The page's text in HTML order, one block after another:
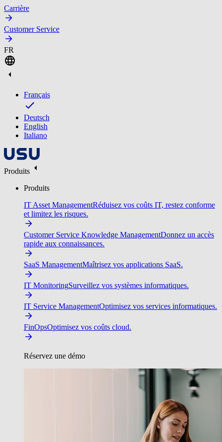
Carrière
Customer Service
FR
Français
Deutsch
English
Italiano
Produits
Produits
IT Asset ManagementRéduisez vos coûts IT, restez conforme
et limitez les risques.
Customer Service Knowledge ManagementDonnez un accès
rapide aux connaissances.
SaaS ManagementMaîtrisez vos applications SaaS.
IT MonitoringSurveillez vos systèmes informatiques.
IT Service ManagementOptimisez vos services informatiques.
FinOpsOptimisez vos coûts cloud.
Réservez une démo